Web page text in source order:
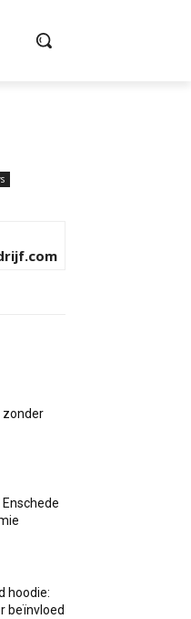
zonder
hoodie:
beïnvloed